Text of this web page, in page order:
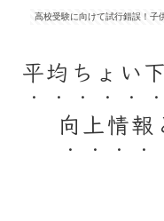
高校受験に向けて試行錯誤！子
平均ちょい
向上情